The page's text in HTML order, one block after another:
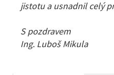
jistotu a usnadnil celý
S pozdravem
Ing. Luboš Mikula